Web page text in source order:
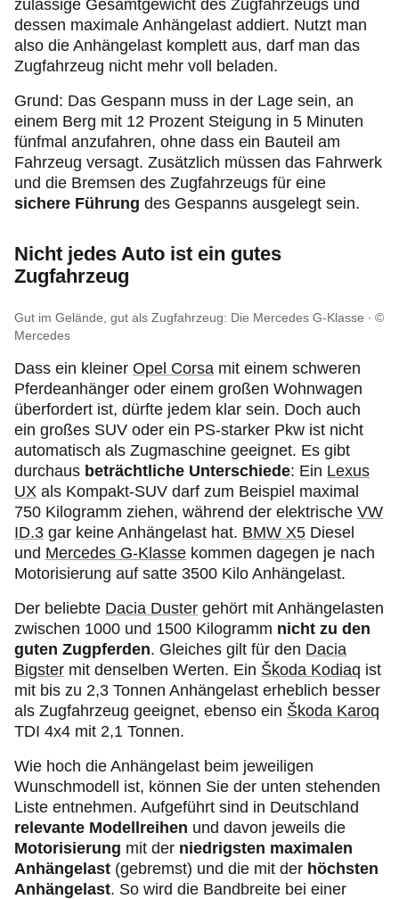
zulässige Gesamtgewicht des Zugfahrzeugs und
dessen maximale Anhängelast addiert. Nutzt man
also die Anhängelast komplett aus, darf man das
Zugfahrzeug nicht mehr voll beladen.
Grund: Das Gespann muss in der Lage sein, an
einem Berg mit 12 Prozent Steigung in 5 Minuten
fünfmal anzufahren, ohne dass ein Bauteil am
Fahrzeug versagt. Zusätzlich müssen das Fahrwerk
und die Bremsen des Zugfahrzeugs für eine
sichere Führung des Gespanns ausgelegt sein.
Nicht jedes Auto ist ein gutes
Zugfahrzeug
Gut im Gelände, gut als Zugfahrzeug: Die Mercedes G-Klasse
©
Mercedes
Dass ein kleiner Opel Corsa mit einem schweren
Pferdeanhänger oder einem großen Wohnwagen
überfordert ist, dürfte jedem klar sein. Doch auch
ein großes SUV oder ein PS-starker Pkw ist nicht
automatisch als Zugmaschine geeignet. Es gibt
durchaus beträchtliche Unterschiede: Ein Lexus
UX als Kompakt-SUV darf zum Beispiel maximal
750 Kilogramm ziehen, während der elektrische VW
ID.3 gar keine Anhängelast hat. BMW X5 Diesel
und Mercedes G-Klasse kommen dagegen je nach
Motorisierung auf satte 3500 Kilo Anhängelast.
Der beliebte Dacia Duster gehört mit Anhängelasten
zwischen 1000 und 1500 Kilogramm nicht zu den
guten Zugpferden. Gleiches gilt für den Dacia
Bigster mit denselben Werten. Ein Škoda Kodiaq ist
mit bis zu 2,3 Tonnen Anhängelast erheblich besser
als Zugfahrzeug geeignet, ebenso ein Škoda Karoq
TDI 4x4 mit 2,1 Tonnen.
Wie hoch die Anhängelast beim jeweiligen
Wunschmodell ist, können Sie der unten stehenden
Liste entnehmen. Aufgeführt sind in Deutschland
relevante Modellreihen und davon jeweils die
Motorisierung mit der niedrigsten maximalen
Anhängelast (gebremst) und die mit der höchsten
Anhängelast. So wird die Bandbreite bei einer